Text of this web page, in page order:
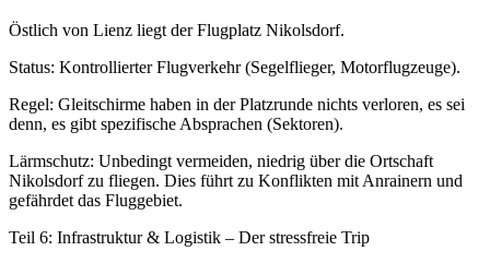
Östlich von Lienz liegt der Flugplatz Nikolsdorf.
Status: Kontrollierter Flugverkehr (Segelflieger, Motorflugzeuge).
Regel: Gleitschirme haben in der Platzrunde nichts verloren, es sei
denn, es gibt spezifische Absprachen (Sektoren).
Lärmschutz: Unbedingt vermeiden, niedrig über die Ortschaft
Nikolsdorf zu fliegen. Dies führt zu Konflikten mit Anrainern und
gefährdet das Fluggebiet.
Teil 6: Infrastruktur & Logistik – Der stressfreie Trip